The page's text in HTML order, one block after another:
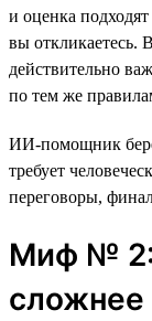
и оценка
вы откликаетесь.
действительно
по тем же
ИИ-помощник
требует
переговоры,
Миф № 2:
сложнее